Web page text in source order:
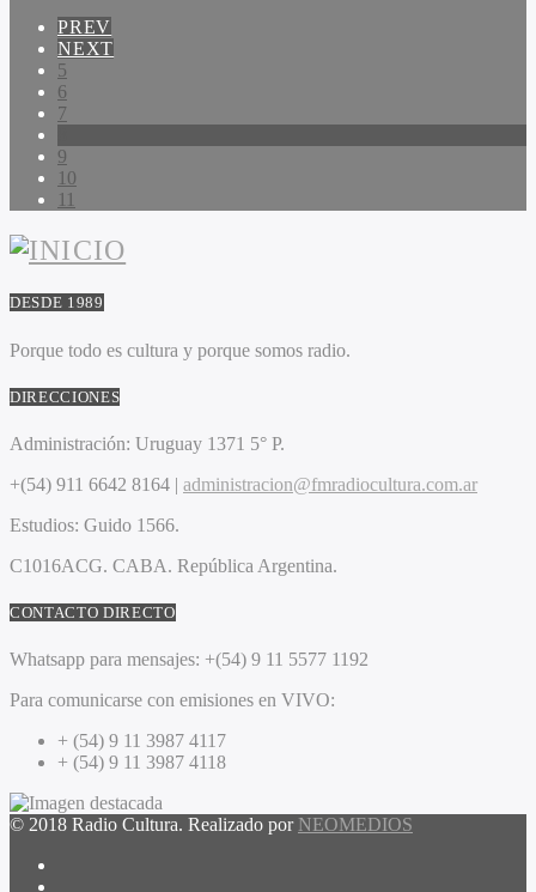
PREV
NEXT
5
6
7
9
10
11
DESDE 1989
Porque todo es cultura y porque somos radio.
DIRECCIONES
Administración: Uruguay 1371 5° P.
+(54) 911 6642 8164 | administracion@fmradiocultura.com.ar
Estudios: Guido 1566.
C1016ACG. CABA. República Argentina.
CONTACTO DIRECTO
Whatsapp para mensajes: +(54) 9 11 5577 1192
Para comunicarse con emisiones en VIVO:
+ (54) 9 11 3987 4117
+ (54) 9 11 3987 4118
© 2018 Radio Cultura. Realizado por NEOMEDIOS